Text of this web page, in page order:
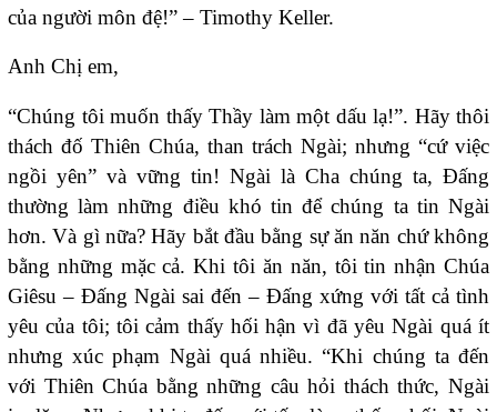
của người môn đệ!” – Timothy Keller.
Anh Chị em,
“Chúng tôi muốn thấy Thầy làm một dấu lạ!”. Hãy thôi
thách đố Thiên Chúa, than trách Ngài; nhưng “cứ việc
ngồi yên” và vững tin! Ngài là Cha chúng ta, Đấng
thường làm những điều khó tin để chúng ta tin Ngài
hơn. Và gì nữa? Hãy bắt đầu bằng sự ăn năn chứ không
bằng những mặc cả. Khi tôi ăn năn, tôi tin nhận Chúa
Giêsu – Đấng Ngài sai đến – Đấng xứng với tất cả tình
yêu của tôi; tôi cảm thấy hối hận vì đã yêu Ngài quá ít
nhưng xúc phạm Ngài quá nhiều. “Khi chúng ta đến
với Thiên Chúa bằng những câu hỏi thách thức, Ngài